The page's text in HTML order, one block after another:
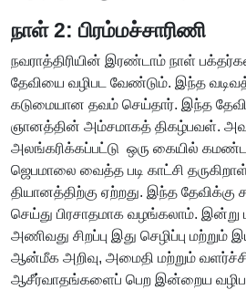
நாள் 2: பிரம்மச்சாரிணி
நவராத்திரியின் இரண்டாம் நாள்
தேவியை வழிபட வேண்டும். இந்த
கடுமையான தவம் செய்தார். இந்த தேவி
ஞானத்தின் அம்சமாகத் திகழ்பவள்.
அலங்கரிக்கப்பட்டு ஒரு கையில்
ஜெபமாலை வைத்த படி காட்சி
தியானத்திற்கு ஏற்றது. இந்த
செய்து பிரசாதமாக வழங்கலாம். இன்று
அணிவது சிறப்பு இது செழிப்பு மற்றும்
ஆன்மீக அறிவு, அமைதி மற்றும்
ஆசீர்வாதங்களைப் பெற இன்றைய